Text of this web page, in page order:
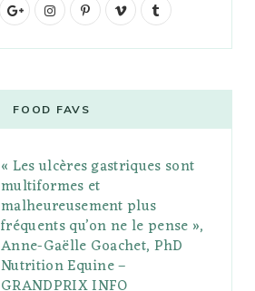
G
g
l
e
P
l
s
I
t
a
g
r
a
m
P
e
r
e
s
V
o
l
r
FOOD FAVS
« Les ulcères gastriques sont
multiformes et
malheureusement plus
fréquents qu’on ne le pense »,
Anne-Gaëlle Goachet, PhD
Nutrition Equine –